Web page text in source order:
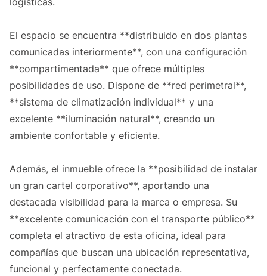
El espacio se encuentra **distribuido en dos plantas
comunicadas interiormente**, con una configuración
**compartimentada** que ofrece múltiples
posibilidades de uso. Dispone de **red perimetral**,
**sistema de climatización individual** y una
excelente **iluminación natural**, creando un
ambiente confortable y eficiente.
Además, el inmueble ofrece la **posibilidad de instalar
un gran cartel corporativo**, aportando una
destacada visibilidad para la marca o empresa. Su
**excelente comunicación con el transporte público**
completa el atractivo de esta oficina, ideal para
compañías que buscan una ubicación representativa,
funcional y perfectamente conectada.